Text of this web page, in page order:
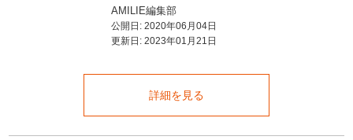
AMILIE編集部
公開日: 2020年06月04日
更新日: 2023年01月21日
詳細を見る